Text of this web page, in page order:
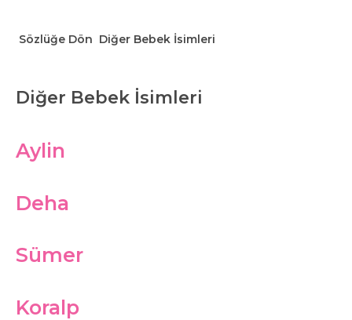
Sözlüğe Dön Diğer Bebek İsimleri
Diğer Bebek İsimleri
Aylin
Deha
Sümer
Koralp